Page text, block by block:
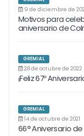
9 de diciembre de
Motivos para
aniversario de
GREMIAL
28 de octubre de 2022
¡Feliz 67º
GREMIAL
14 de octubre de 2021
66° Aniversario